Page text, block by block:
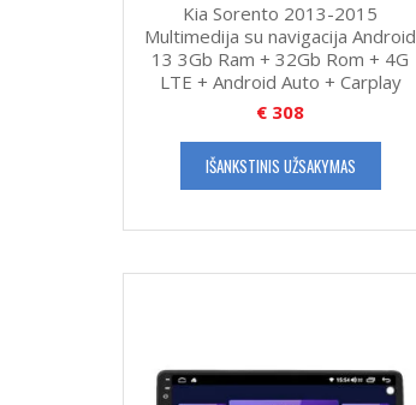
Kia Sorento 2013-2015
Multimedija su navigacija Android
13 3Gb Ram + 32Gb Rom + 4G
LTE + Android Auto + Carplay
€ 308
IŠANKSTINIS UŽSAKYMAS